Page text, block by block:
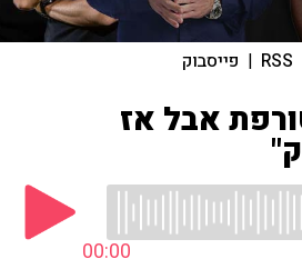
RSS
| פייסבוק
אבל אז
00:00